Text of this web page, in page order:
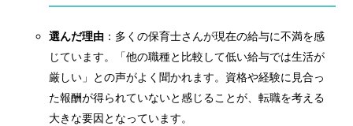
選んだ理由 ：多くの保育士さんが現在の給与に不満を感
じています。「他の職種と比較して低い給与では生活が
厳しい」との声がよく聞かれます。資格や経験に見合っ
た報酬が得られていないと感じることが、転職を考える
大きな要因となっています。